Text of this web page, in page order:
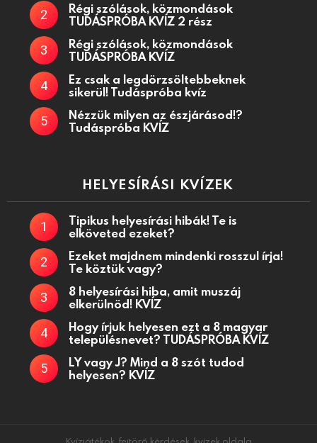
Régi szólások, közmondások
TUDÁSPRÓBA KVÍZ 2 rész
Régi szólások, közmondások
TUDÁSPRÓBA KVÍZ
Ez csak a legdörzsöltebbeknek
sikerül! Tudáspróba kvíz
Nézzük milyen az észjárásod!?
Tudáspróba KVÍZ
HELYESÍRÁSI KVÍZEK
Tipikus helyesírási hibák! Te is
elköveted ezeket?
Ezeket majdnem mindenki rosszul írja!
Te köztük vagy?
8 helyesírási hiba, amit muszáj
elkerülnöd! KVÍZ
Hogy írjuk helyesen ezt a 8 magyar
településnevet? TUDÁSPRÓBA KVÍZ
LY vagy J? Mind a 8 szót tudod
helyesen? KVÍZ